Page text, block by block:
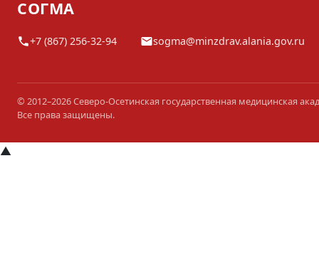
СОГМА
+7 (867) 256-32-94 sogma@minzdrav.alania.gov.ru
© 2012–2026 Северо-Осетинская государственная медицинская
Все права защищены.
▲